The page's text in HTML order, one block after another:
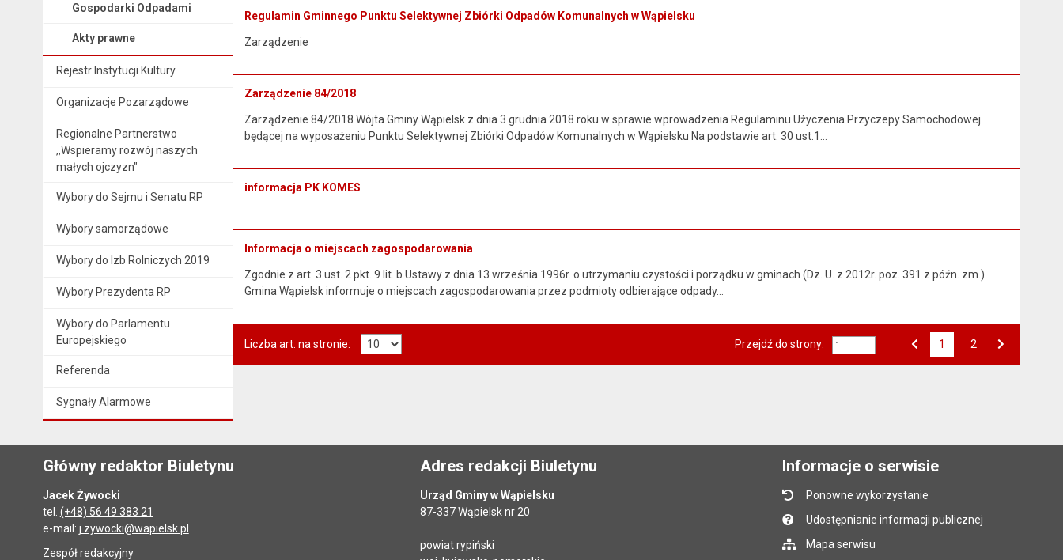
Gospodarki Odpadami
Akty prawne
Rejestr Instytucji Kultury
Organizacje Pozarządowe
Regionalne Partnerstwo
,,Wspieramy rozwój naszych
małych ojczyzn"
Wybory do Sejmu i Senatu RP
Wybory samorządowe
Wybory do Izb Rolniczych 2019
Wybory Prezydenta RP
Wybory do Parlamentu
Europejskiego
Referenda
Sygnały Alarmowe
Regulamin Gminnego Punktu Selektywnej Zbiórki Odpadów Komunalnych w Wąpielsku
Zarządzenie
Zarządzenie 84/2018
Zarządzenie 84/2018 Wójta Gminy Wąpielsk z dnia 3 grudnia 2018 roku w sprawie wprowadzenia Regulaminu Użyczenia Przyczepy Samochodowej
będącej na wyposażeniu Punktu Selektywnej Zbiórki Odpadów Komunalnych w Wąpielsku Na podstawie art. 30 ust.1…
informacja PK KOMES
Informacja o miejscach zagospodarowania
Zgodnie z art. 3 ust. 2 pkt. 9 lit. b Ustawy z dnia 13 września 1996r. o utrzymaniu czystości i porządku w gminach (Dz. U. z 2012r. poz. 391 z późn. zm.)
Gmina Wąpielsk informuje o miejscach zagospodarowania przez podmioty odbierające odpady…
Liczba art. na stronie: Przejdź do strony: 1 2
Główny redaktor Biuletynu
Jacek Żywocki
tel. (+48) 56 49 383 21
e-mail: j.zywocki@wapielsk.pl
Zespół redakcyjny
Adres redakcji Biuletynu
Urząd Gminy w Wąpielsku
87-337 Wąpielsk nr 20
powiat rypiński
Informacje o serwisie
Ponowne wykorzystanie
Udostępnianie informacji publicznej
Mapa serwisu